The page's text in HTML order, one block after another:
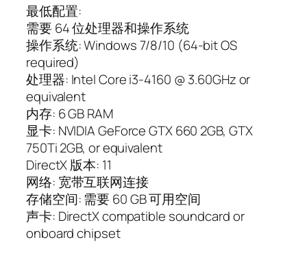
最低配置:
需要 64 位处理器和操作系统
操作系统: Windows 7/8/10 (64-bit OS
required)
处理器: Intel Core i3-4160 @ 3.60GHz or
equivalent
内存: 6 GB RAM
显卡: NVIDIA GeForce GTX 660 2GB, GTX
750Ti 2GB, or equivalent
DirectX 版本: 11
网络: 宽带互联网连接
存储空间: 需要 60 GB 可用空间
声卡: DirectX compatible soundcard or
onboard chipset